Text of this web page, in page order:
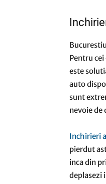
Pentru
este
auto
sunt
nevoie de
Inchirieri
pierdut
inca din
deplasezi